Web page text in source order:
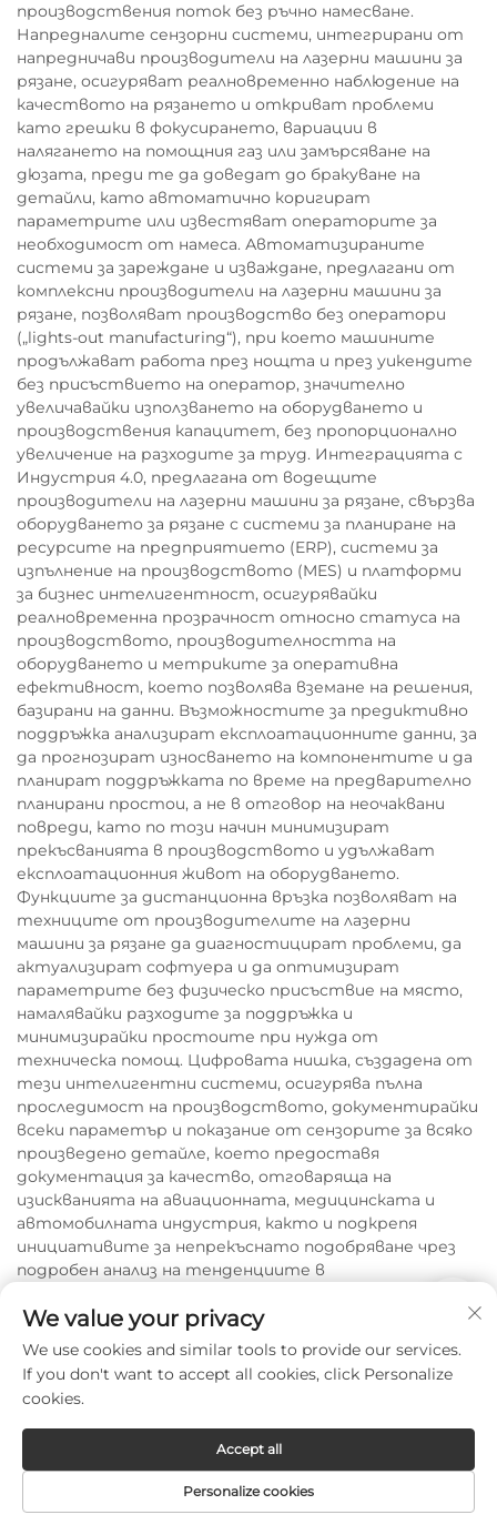
производствения поток без ръчно намесване.
Напредналите сензорни системи, интегрирани от
напредничави производители на лазерни машини за
рязане, осигуряват реалновременно наблюдение на
качеството на рязането и откриват проблеми
като грешки в фокусирането, вариации в
налягането на помощния газ или замърсяване на
дюзата, преди те да доведат до бракуване на
детайли, като автоматично коригират
параметрите или известяват операторите за
необходимост от намеса. Автоматизираните
системи за зареждане и изваждане, предлагани от
комплексни производители на лазерни машини за
рязане, позволяват производство без оператори
(„lights-out manufacturing“), при което машините
продължават работа през нощта и през уикендите
без присъствието на оператор, значително
увеличавайки използването на оборудването и
производствения капацитет, без пропорционално
увеличение на разходите за труд. Интеграцията с
Индустрия 4.0, предлагана от водещите
производители на лазерни машини за рязане, свързва
оборудването за рязане с системи за планиране на
ресурсите на предприятието (ERP), системи за
изпълнение на производството (MES) и платформи
за бизнес интелигентност, осигурявайки
реалновременна прозрачност относно статуса на
производството, производителността на
оборудването и метриките за оперативна
ефективност, което позволява вземане на решения,
базирани на данни. Възможностите за предиктивно
поддръжка анализират експлоатационните данни, за
да прогнозират износването на компонентите и да
планират поддръжката по време на предварително
планирани простои, а не в отговор на неочаквани
повреди, като по този начин минимизират
прекъсванията в производството и удължават
експлоатационния живот на оборудването.
Функциите за дистанционна връзка позволяват на
техниците от производителите на лазерни
машини за рязане да диагностицират проблеми, да
актуализират софтуера и да оптимизират
параметрите без физическо присъствие на място,
намалявайки разходите за поддръжка и
минимизирайки простоите при нужда от
техническа помощ. Цифровата нишка, създадена от
тези интелигентни системи, осигурява пълна
проследимост на производството, документирайки
всеки параметър и показание от сензорите за всяко
произведено детайле, което предоставя
документация за качество, отговаряща на
изискванията на авиационната, медицинската и
автомобилната индустрия, както и подкрепя
инициативите за непрекъснато подобряване чрез
подробен анализ на тенденциите в
платформи, предлагани от иновативни
производители на лазерни машини за рязане,
позволяват координация на производството в
множество локации, като дават възможност на
предприятията с няколко обекта да споделят
програми, да наблюдават сравнителната
производствена ефективност и да балансират
производствените товари между различните
географски локации, оптимизирайки глобалните
We value your privacy
We use cookies and similar tools to provide our services.
If you don't want to accept all cookies, click Personalize
cookies.
Personalize cookies
Accept all